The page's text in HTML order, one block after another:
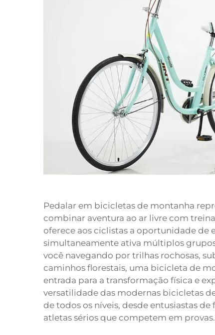
Pedalar em bicicletas de montanha
combinar aventura ao ar livre com
oferece aos ciclistas a oportunidade de
simultaneamente ativa múltiplos
você navegando por trilhas rochosas,
caminhos florestais, uma bicicleta de
entrada para a transformação física e
versatilidade das modernas bicicletas
de todos os níveis, desde entusiastas
atletas sérios que competem em provas.